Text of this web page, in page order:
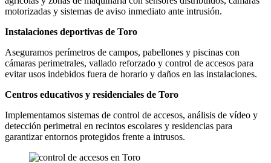
motorizadas y sistemas de aviso inmediato ante intrusión.
Instalaciones deportivas de Toro
Aseguramos perímetros de campos, pabellones y piscinas con
cámaras perimetrales, vallado reforzado y control de accesos para
evitar usos indebidos fuera de horario y daños en las instalaciones.
Centros educativos y residenciales de Toro
Implementamos sistemas de control de accesos, análisis de vídeo y
detección perimetral en recintos escolares y residencias para
garantizar entornos protegidos frente a intrusos.